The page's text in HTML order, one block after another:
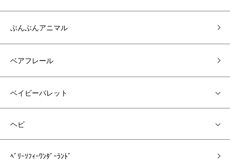
ぶんぶんアニマル
ベアフレール
ベイビーパレット
ヘビ
ﾍﾞﾘｰｿﾌｨｰﾜﾝﾀﾞｰﾗﾝﾄﾞ